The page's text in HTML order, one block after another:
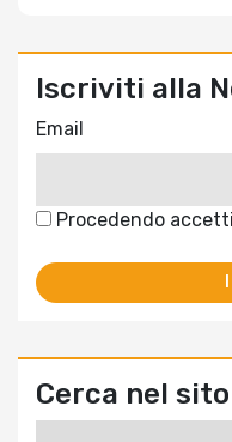
Iscriviti alla
Email
Procedendo
Cerca nel sito